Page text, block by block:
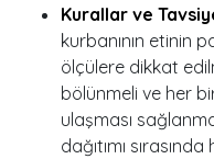
Kurallar ve
kurbanının etinin
ölçülere dikkat
bölünmeli ve her
ulaşması
dağıtımı